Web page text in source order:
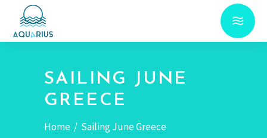
SAILING JUNE
GREECE
Home / Sailing June Greece